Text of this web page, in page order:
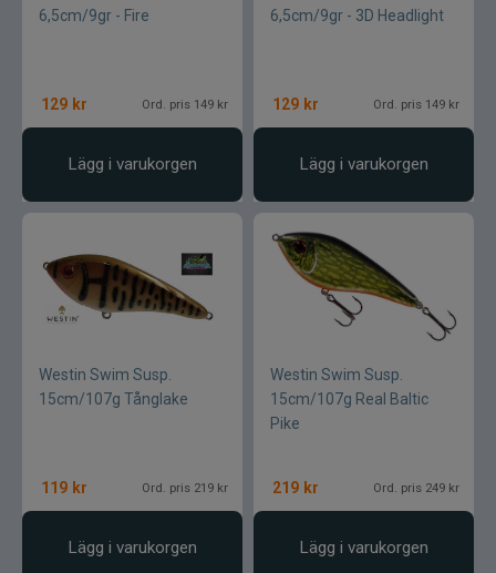
6,5cm/9gr - Fire
129 kr Ord. pris 149 kr
Lägg i varukorgen
6,5cm/9gr - 3D Headlight
129 kr Ord. pris 149 kr
Lägg i varukorgen
Westin Swim Susp.
15cm/107g Tånglake
119 kr Ord. pris 219 kr
Lägg i varukorgen
Westin Swim Susp.
15cm/107g Real Baltic
Pike
219 kr Ord. pris 249 kr
Lägg i varukorgen